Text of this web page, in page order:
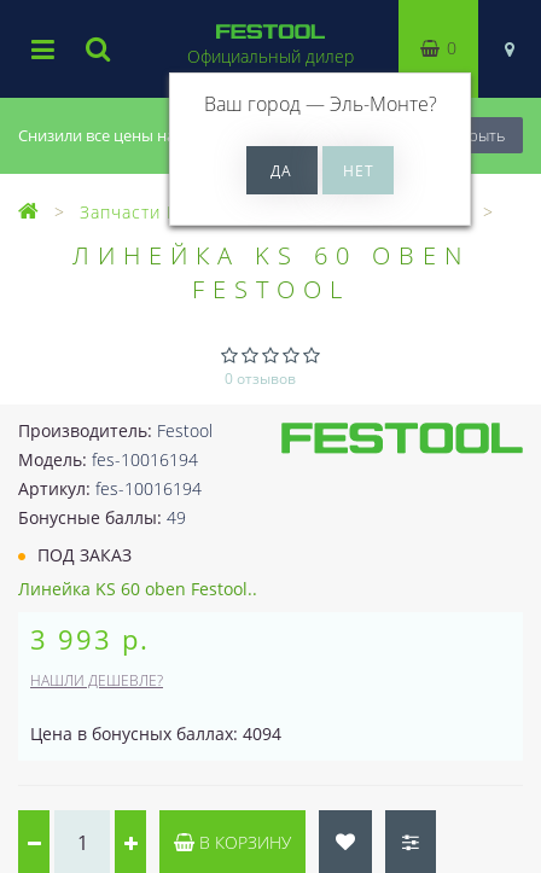
Снизили все цены на 20%, успей купить! Закрыть
Официальный дилер
Ваш город —Эль-Монте?
0
Запчасти Festool
ЛИНЕЙКА KS 60 OBEN
FESTOOL
0 отзывов
Производитель: Festool
Модель: fes-10016194
Артикул: fes-10016194
Бонусные баллы: 49
ПОД ЗАКАЗ
Линейка KS 60 oben Festool..
3 993 р.
НАШЛИ ДЕШЕВЛЕ?
Цена в бонусных баллах: 4094
В КОРЗИНУ